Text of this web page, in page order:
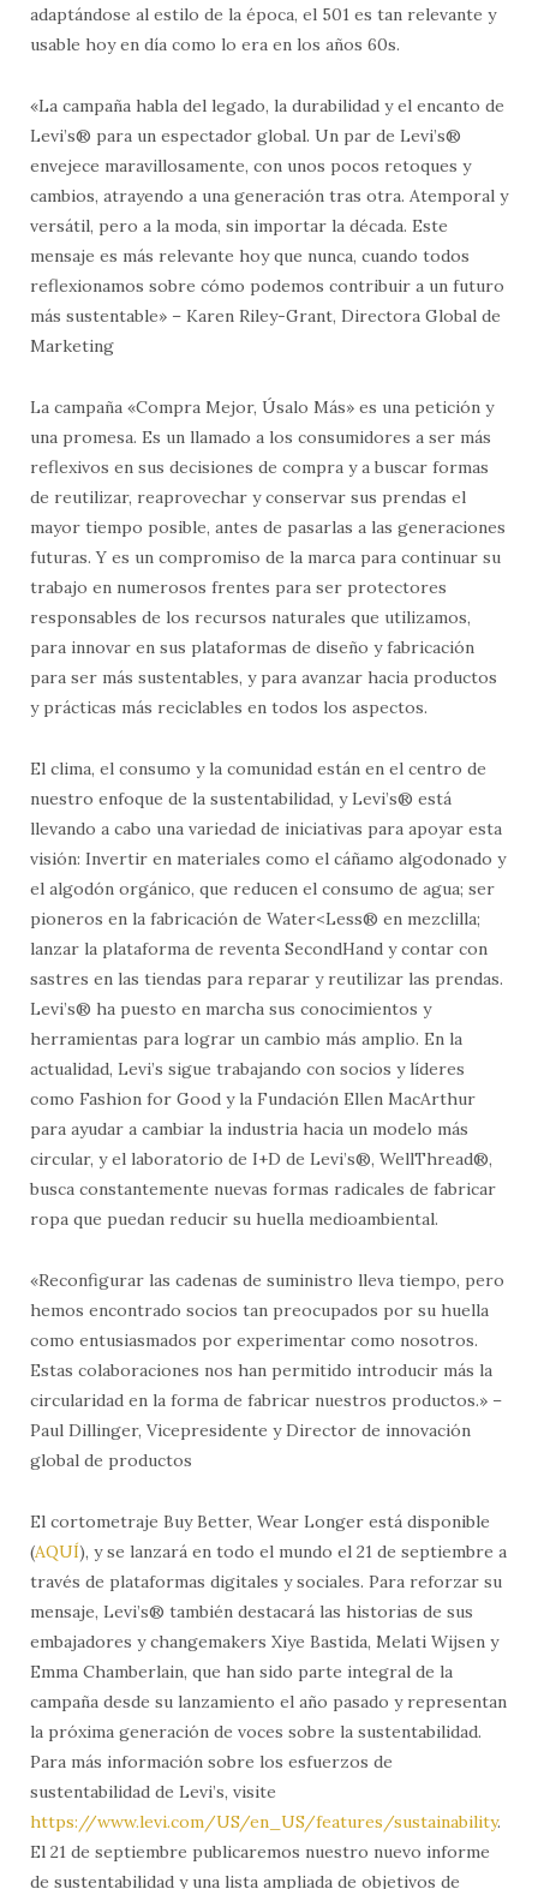
adaptándose al estilo de la época, el 501 es tan relevante y
usable hoy en día como lo era en los años 60s.
«La campaña habla del legado, la durabilidad y el encanto de
Levi’s® para un espectador global. Un par de Levi’s®
envejece maravillosamente, con unos pocos retoques y
cambios, atrayendo a una generación tras otra. Atemporal y
versátil, pero a la moda, sin importar la década. Este
mensaje es más relevante hoy que nunca, cuando todos
reflexionamos sobre cómo podemos contribuir a un futuro
más sustentable» – Karen Riley-Grant, Directora Global de
Marketing
La campaña «Compra Mejor, Úsalo Más» es una petición y
una promesa. Es un llamado a los consumidores a ser más
reflexivos en sus decisiones de compra y a buscar formas
de reutilizar, reaprovechar y conservar sus prendas el
mayor tiempo posible, antes de pasarlas a las generaciones
futuras. Y es un compromiso de la marca para continuar su
trabajo en numerosos frentes para ser protectores
responsables de los recursos naturales que utilizamos,
para innovar en sus plataformas de diseño y fabricación
para ser más sustentables, y para avanzar hacia productos
y prácticas más reciclables en todos los aspectos.
El clima, el consumo y la comunidad están en el centro de
nuestro enfoque de la sustentabilidad, y Levi’s® está
llevando a cabo una variedad de iniciativas para apoyar esta
visión: Invertir en materiales como el cáñamo algodonado y
el algodón orgánico, que reducen el consumo de agua; ser
pioneros en la fabricación de Water<Less® en mezclilla;
lanzar la plataforma de reventa SecondHand y contar con
sastres en las tiendas para reparar y reutilizar las prendas.
Levi’s® ha puesto en marcha sus conocimientos y
herramientas para lograr un cambio más amplio. En la
actualidad, Levi’s sigue trabajando con socios y líderes
como Fashion for Good y la Fundación Ellen MacArthur
para ayudar a cambiar la industria hacia un modelo más
circular, y el laboratorio de I+D de Levi’s®, WellThread®,
busca constantemente nuevas formas radicales de fabricar
ropa que puedan reducir su huella medioambiental.
«Reconfigurar las cadenas de suministro lleva tiempo, pero
hemos encontrado socios tan preocupados por su huella
como entusiasmados por experimentar como nosotros.
Estas colaboraciones nos han permitido introducir más la
circularidad en la forma de fabricar nuestros productos.» –
Paul Dillinger, Vicepresidente y Director de innovación
global de productos
El cortometraje Buy Better, Wear Longer está disponible
(AQUÍ), y se lanzará en todo el mundo el 21 de septiembre a
través de plataformas digitales y sociales. Para reforzar su
mensaje, Levi’s® también destacará las historias de sus
embajadores y changemakers Xiye Bastida, Melati Wijsen y
Emma Chamberlain, que han sido parte integral de la
campaña desde su lanzamiento el año pasado y representan
la próxima generación de voces sobre la sustentabilidad.
Para más información sobre los esfuerzos de
sustentabilidad de Levi’s, visite
https://www.levi.com/US/en_US/features/sustainability.
El 21 de septiembre publicaremos nuestro nuevo informe
de sustentabilidad y una lista ampliada de objetivos de